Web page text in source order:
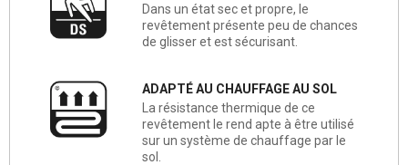
Dans un état sec et propre, le
revêtement présente peu de chances
de glisser et est sécurisant.
ADAPTÉ AU CHAUFFAGE AU SOL
La résistance thermique de ce
revêtement le rend apte à être utilisé
sur un système de chauffage par le
sol.